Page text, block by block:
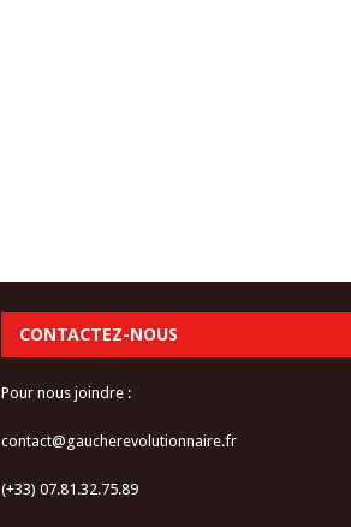
CONTACTEZ-NOUS
Pour nous joindre :
contact@gaucherevolutionnaire.fr
(+33) 07.81.32.75.89